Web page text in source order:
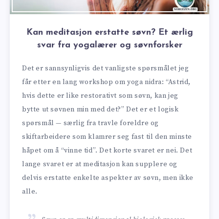
Kan meditasjon erstatte søvn? Et ærlig
svar fra yogalærer og søvnforsker
Det er sannsynligvis det vanligste spørsmålet jeg
får etter en lang workshop om yoga nidra: “Astrid,
hvis dette er like restorativt som søvn, kan jeg
bytte ut søvnen min med det?” Det er et logisk
spørsmål — særlig fra travle foreldre og
skiftarbeidere som klamrer seg fast til den minste
håpet om å “vinne tid”. Det korte svaret er nei. Det
lange svaret er at meditasjon kan supplere og
delvis erstatte enkelte aspekter av søvn, men ikke
alle.